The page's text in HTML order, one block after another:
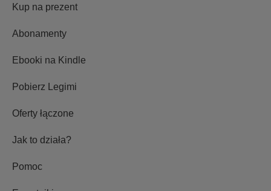
Kup na prezent
Abonamenty
Ebooki na Kindle
Pobierz Legimi
Oferty łączone
Jak to działa?
Pomoc